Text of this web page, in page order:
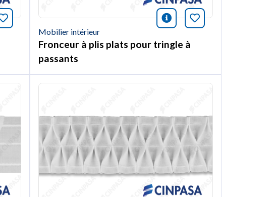
Marquer cet article icono información
Marquer cet
Mobilier intérieur
Fronceur à plis plats pour tringle à
passants